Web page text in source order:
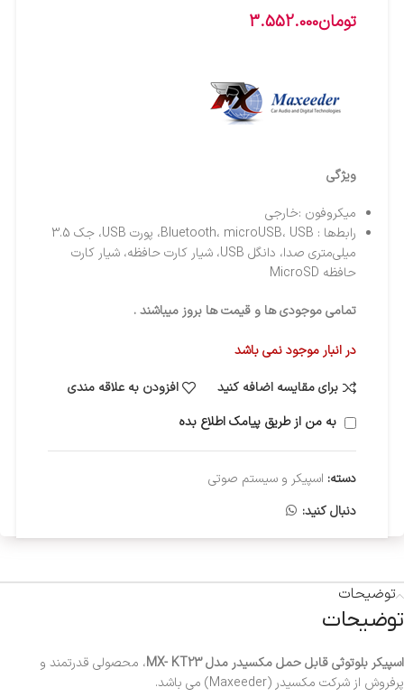
تومان3.552.000
ویژگی‌
میکروفون :خارجی
رابط‌ها : Bluetooth، microUSB، USB، پورت USB، جک 3.5
میلی‌متری صدا، دانگل USB، شیار کارت حافظه، شیار کارت
حافظه MicroSD
تمامی موجودی ها و قیمت ها بروز میباشند .
در انبار موجود نمی باشد
برای مقایسه اضافه کنید
افزودن به علاقه مندی
به من از طریق پیامک اطلاع بده
دسته: اسپیکر و سیستم صوتی
دنبال کنید:
توضیحات
توضیحات
اسپیکر بلوتوثی قابل حمل مکسیدر مدل MX- KT23
، محصولی قدرتمند و
پرفروش از شرکت مکسیدر (Maxeeder) می باشد.